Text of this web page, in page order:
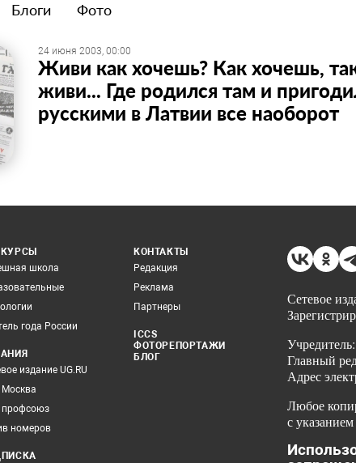
Блоги Фото
24 июня 2003, 00:00
Живи как хочешь? Как хочешь,
живи... Где родился там и
русскими в Латвии все наоборот
школа
года России
издание UG.RU
Москва
профсоюз
номеров
КОНТАКТЫ
Редакция
Реклама
Партнеры
ICCS
ФОТОРЕПОРТАЖИ
БЛОГ
Сетевое
Главный
Адрес
Любое
с